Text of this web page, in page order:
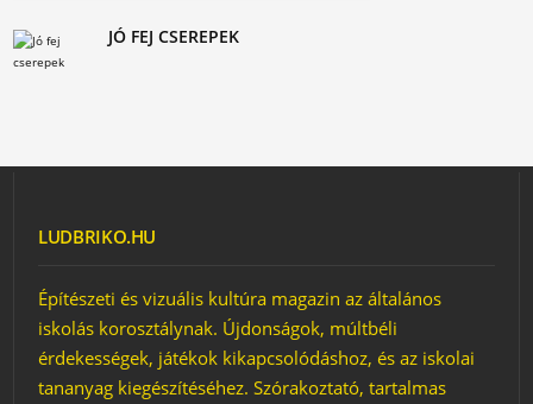
JÓ FEJ CSEREPEK
LUDBRIKO.HU
Építészeti és vizuális kultúra magazin az általános
iskolás korosztálynak. Újdonságok, múltbéli
érdekességek, játékok kikapcsolódáshoz, és az iskolai
tananyag kiegészítéséhez. Szórakoztató, tartalmas